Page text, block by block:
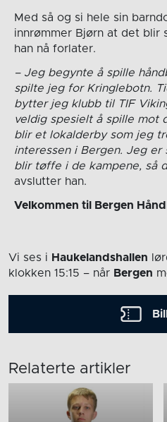
Med så og si hele sin
innrømmer Bjørn at det blir
han nå forlater.
– Jeg begynte å spille
spilte jeg for Kringlebotn.
bytter jeg klubb til TIF
veldig spesielt å spille mot
blir et lokalderby som jeg
interessen i Bergen. Jeg er
blir tøffe i de kampene, så
avslutter han.
Velkommen til Bergen
Vi ses i Haukelandshallen
klokken 15:15 – når Bergen
Relaterte artikler